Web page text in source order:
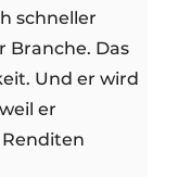
schneller
Branche. Das
Und er wird
er